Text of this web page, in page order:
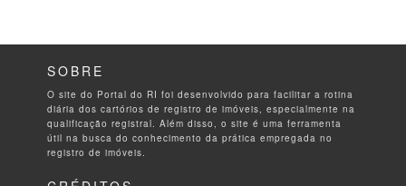
SOBRE
O site do Portal do RI foi desenvolvido para facilitar a rotina
diária dos cartórios de registro de imóveis, especialmente na
qualificação registral. Além disso, o site é uma ferramenta
útil na busca do conhecimento da prática empregada no
registro de imóveis.